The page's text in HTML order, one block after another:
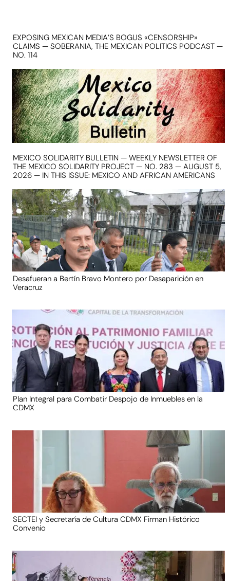
EXPOSING MEXICAN MEDIA’S BOGUS «CENSORSHIP»
CLAIMS — SOBERANIA, THE MEXICAN POLITICS PODCAST —
NO. 114
MEXICO SOLIDARITY BULLETIN — WEEKLY NEWSLETTER OF
THE MEXICO SOLIDARITY PROJECT — NO. 283 — AUGUST 5,
2026 — IN THIS ISSUE: MEXICO AND AFRICAN AMERICANS
Desafueran a Bertín Bravo Montero por Desaparición en
Veracruz
Plan Integral para Combatir Despojo de Inmuebles en la
CDMX
SECTEI y Secretaría de Cultura CDMX Firman Histórico
Convenio